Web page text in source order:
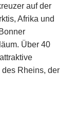
auf der
Afrika und
Über 40
Rheins, der